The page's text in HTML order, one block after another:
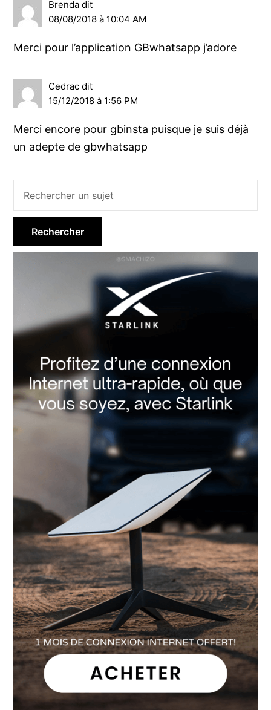
Brenda dit
08/08/2018 à 10:04 AM
Merci pour l’application GBwhatsapp j’adore
Cedrac dit
15/12/2018 à 1:56 PM
Merci encore pour gbinsta puisque je suis déjà
un adepte de gbwhatsapp
Barre
latérale
principale